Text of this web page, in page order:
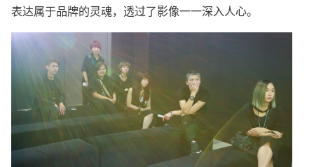
表达属于品牌的灵魂，透过了影像一一深入人心。